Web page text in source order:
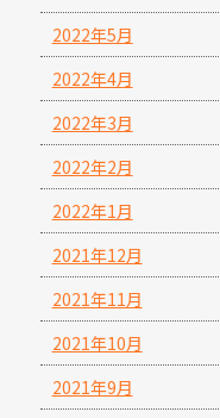
2022年5月
2022年4月
2022年3月
2022年2月
2022年1月
2021年12月
2021年11月
2021年10月
2021年9月